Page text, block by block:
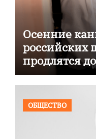
Осенние
российских
продлятся
ОБЩЕСТВО